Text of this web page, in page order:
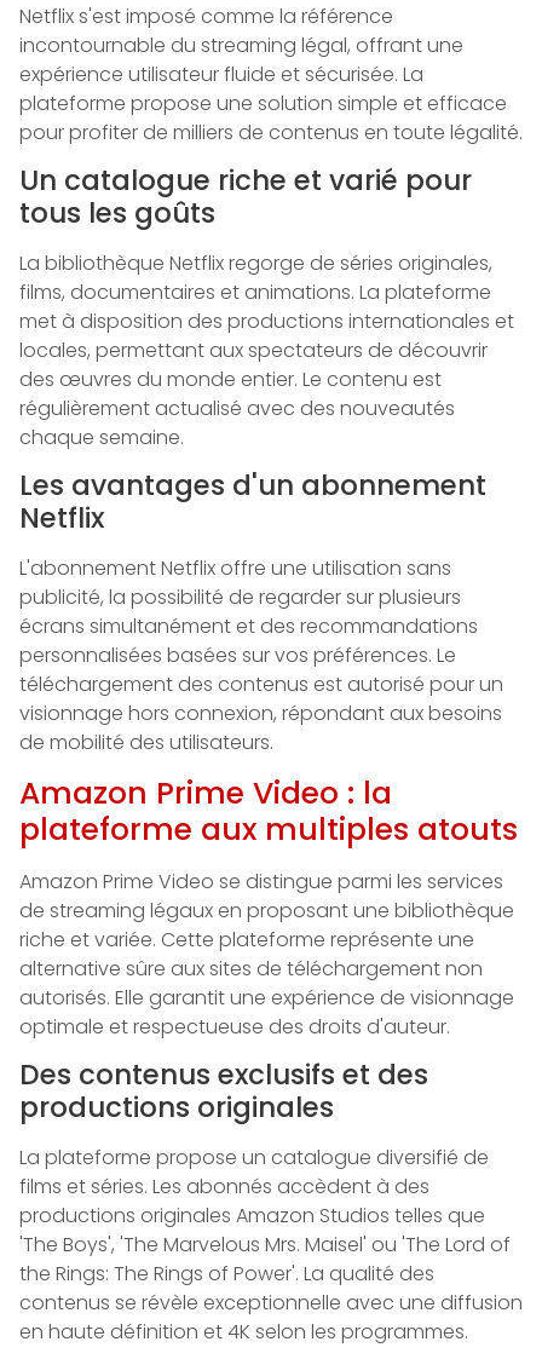
Netflix s'est imposé comme la référence
incontournable du streaming légal, offrant une
expérience utilisateur fluide et sécurisée. La
plateforme propose une solution simple et efficace
pour profiter de milliers de contenus en toute légalité.
Un catalogue riche et varié pour
tous les goûts
La bibliothèque Netflix regorge de séries originales,
films, documentaires et animations. La plateforme
met à disposition des productions internationales et
locales, permettant aux spectateurs de découvrir
des œuvres du monde entier. Le contenu est
régulièrement actualisé avec des nouveautés
chaque semaine.
Les avantages d'un abonnement
Netflix
L'abonnement Netflix offre une utilisation sans
publicité, la possibilité de regarder sur plusieurs
écrans simultanément et des recommandations
personnalisées basées sur vos préférences. Le
téléchargement des contenus est autorisé pour un
visionnage hors connexion, répondant aux besoins
de mobilité des utilisateurs.
Amazon Prime Video : la
plateforme aux multiples atouts
Amazon Prime Video se distingue parmi les services
de streaming légaux en proposant une bibliothèque
riche et variée. Cette plateforme représente une
alternative sûre aux sites de téléchargement non
autorisés. Elle garantit une expérience de visionnage
optimale et respectueuse des droits d'auteur.
Des contenus exclusifs et des
productions originales
La plateforme propose un catalogue diversifié de
films et séries. Les abonnés accèdent à des
productions originales Amazon Studios telles que
'The Boys', 'The Marvelous Mrs. Maisel' ou 'The Lord of
the Rings: The Rings of Power'. La qualité des
contenus se révèle exceptionnelle avec une diffusion
en haute définition et 4K selon les programmes.